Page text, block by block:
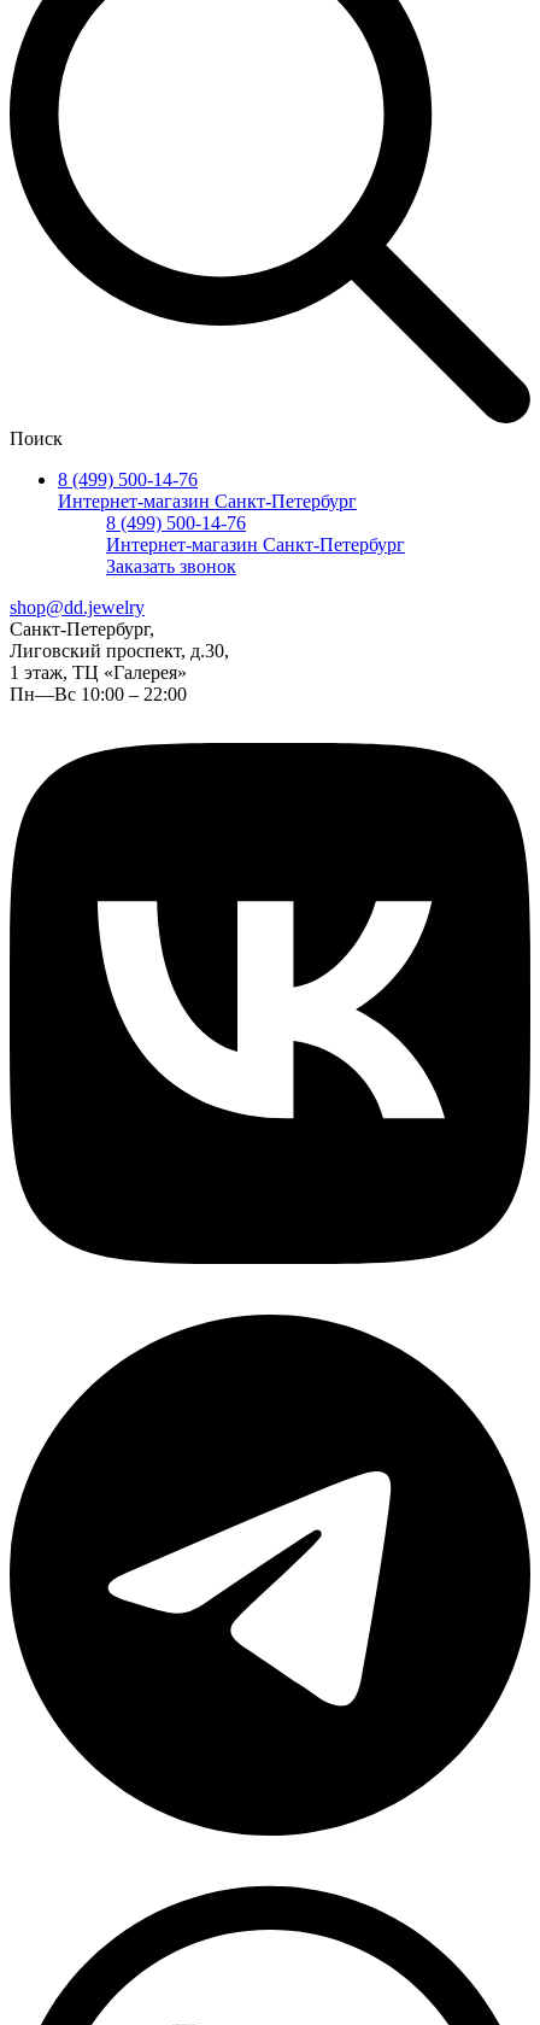
Поиск
8 (499) 500-14-76
Интернет-магазин Санкт-Петербург
8 (499) 500-14-76
Интернет-магазин Санкт-Петербург
Заказать звонок
shop@dd.jewelry
Санкт-Петербург,
Лиговский проспект, д.30,
1 этаж, ТЦ «Галерея»
Пн—Вс 10:00 – 22:00